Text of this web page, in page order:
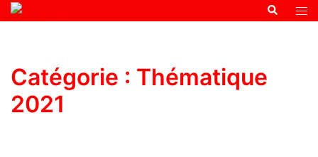
Catégorie : Thématique
2021